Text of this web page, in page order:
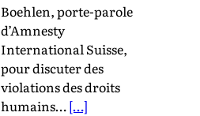
Boehlen, porte-parole
d’Amnesty
International Suisse,
pour discuter des
violations des droits
humains…[…]